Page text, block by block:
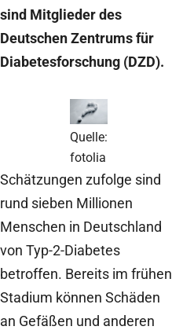
sind Mitglieder des
Deutschen Zentrums für
Diabetesforschung (DZD).
Quelle:
fotolia
Schätzungen zufolge sind
rund sieben Millionen
Menschen in Deutschland
von Typ-2-Diabetes
betroffen. Bereits im frühen
Stadium können Schäden
an Gefäßen und anderen